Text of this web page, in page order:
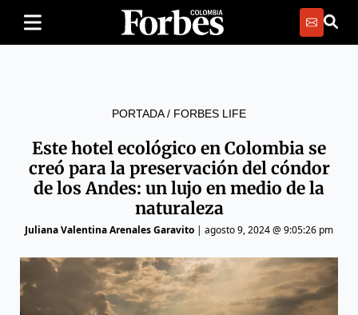
PORTADA/ FORBES LIFE
Este hotel ecológico en Colombia se
creó para la preservación del cóndor
de los Andes: un lujo en medio de la
naturaleza
Juliana Valentina Arenales Garavito | agosto 9, 2024 @ 9:05:26 pm